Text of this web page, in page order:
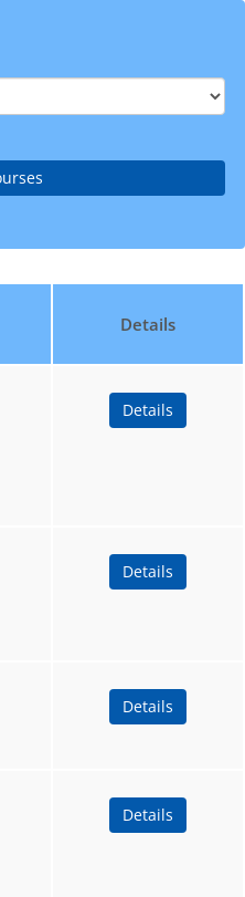
Details
Details
Details
Details
Details